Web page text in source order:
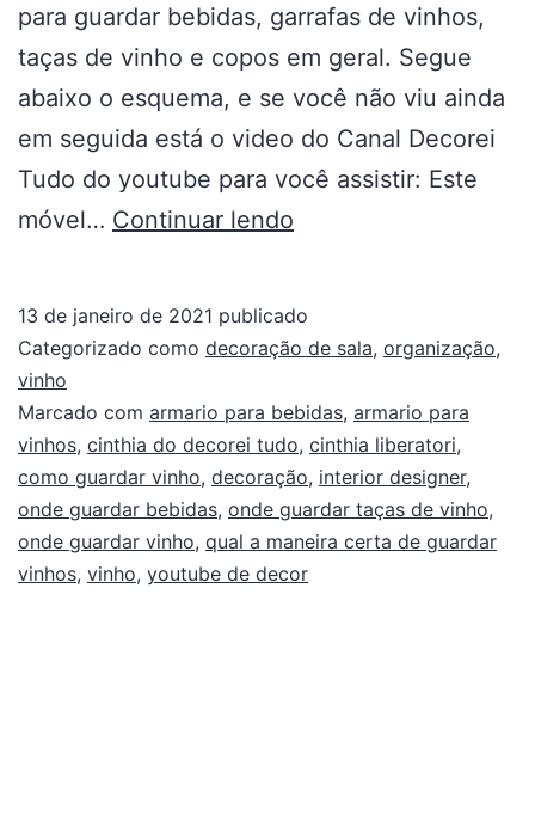
para guardar bebidas, garrafas de vinhos,
taças de vinho e copos em geral. Segue
abaixo o esquema, e se você não viu ainda
em seguida está o video do Canal Decorei
Tudo do youtube para você assistir: Este
móvel… Continuar lendo
13 de janeiro de 2021 publicado
Categorizado como decoração de sala, organização,
vinho
Marcado com armario para bebidas, armario para
vinhos, cinthia do decorei tudo, cinthia liberatori,
como guardar vinho, decoração, interior designer,
onde guardar bebidas, onde guardar taças de vinho,
onde guardar vinho, qual a maneira certa de guardar
vinhos, vinho, youtube de decor